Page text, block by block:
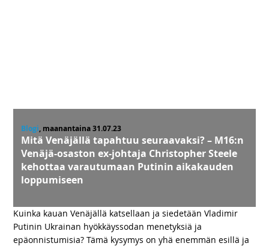
Blogi, maanantaina 31.07.23
Mitä Venäjällä tapahtuu seuraavaksi? – M16:n
Venäjä-osaston ex-johtaja Christopher Steele
kehottaa varautumaan Putinin aikakauden
loppumiseen
Kuinka kauan Venäjällä katsellaan ja siedetään Vladimir
Putinin Ukrainan hyökkäyssodan menetyksiä ja
epäonnistumisia? Tämä kysymys on yhä enemmän esillä ja